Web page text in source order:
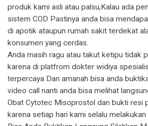
produk kami asli atau palsu,Kalau ada
sistem COD Pastinya anda bisa
di apotik ataupun rumah sakit terdekat
konsumen yang cerdas.
Anda masih ragu atau takut ketipu tidak
karena di platfrom dokter widiya
terpercaya Dan amanah bisa anda
video call nanti anda bisa melihat
Obat Cytotec Misoprostol dan bukti resi
karena setiap hari kami selalu